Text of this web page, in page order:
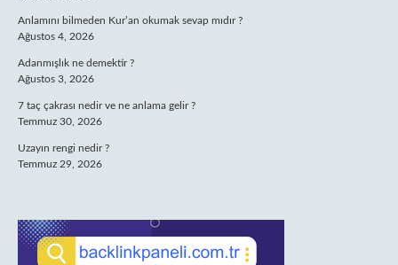
Anlamını bilmeden Kur’an okumak sevap mıdır ?
Ağustos 4, 2026
Adanmışlık ne demektir ?
Ağustos 3, 2026
7 taç çakrası nedir ve ne anlama gelir ?
Temmuz 30, 2026
Uzayın rengi nedir ?
Temmuz 29, 2026